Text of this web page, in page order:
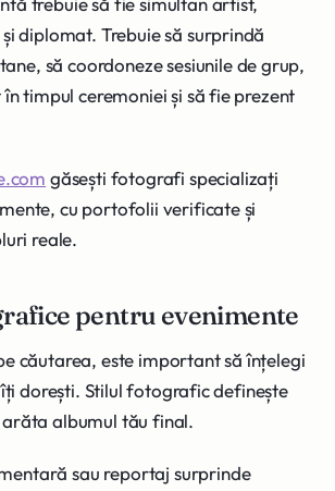
diplomat. Trebuie să surprindă
să coordoneze sesiunile de grup,
în timpul ceremoniei și să fie prezent
găsești fotografi specializați
cu portofolii verificate și
reale.
pentru evenimente
căutarea, este important să înțelegi
dorești. Stilul fotografic definește
albumul tău final.
sau reportaj surprinde